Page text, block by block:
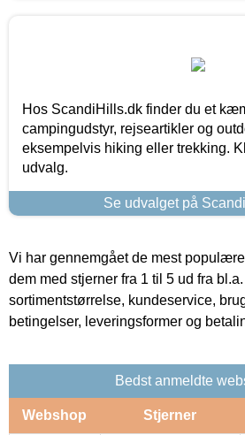
Hos ScandiHills.dk finder du et
campingudstyr, rejseartikler og
eksempelvis hiking eller trekking.
udvalg.
Se udvalget på
Vi har gennemgået de mest
dem med stjerner fra 1 til 5 ud fra
sortimentstørrelse, kundeservice,
betingelser, leveringsformer og
Bedst anmeldte
Webshop Stjerner